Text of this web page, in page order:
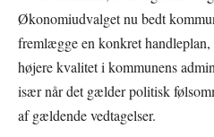
Økonomiudvalget nu bedt
fremlægge en konkret
højere kvalitet i kommunens
især når det gælder politisk
af gældende vedtagelser.